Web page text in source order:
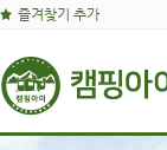
즐겨찾기 추가